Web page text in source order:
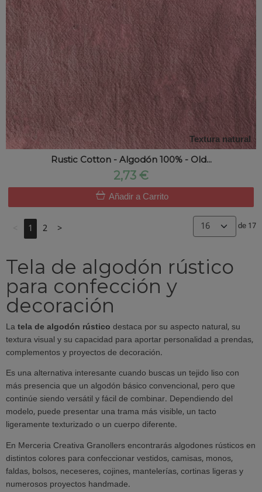
Textura natural
Rustic Cotton - Algodón 100% - Old...
2,73 €
Añadir a Carrito
1 2 > de 17
Tela de algodón rústico
para confección y
decoración
Latela de algodón rústico destaca por su aspecto natural, su
textura visual y su capacidad para aportar personalidad a prendas,
complementos y proyectos de decoración.
Es una alternativa interesante cuando buscas un tejido liso con
más presencia que un algodón básico convencional, pero que
continúe siendo versátil y fácil de combinar. Dependiendo del
modelo, puede presentar una trama más visible, un tacto
ligeramente texturizado o un cuerpo diferente.
En Merceria Creativa Granollers encontrarás algodones rústicos en
distintos colores para confeccionar vestidos, camisas, monos,
faldas, bolsos, neceseres, cojines, mantelerías, cortinas ligeras y
numerosos proyectos handmade.